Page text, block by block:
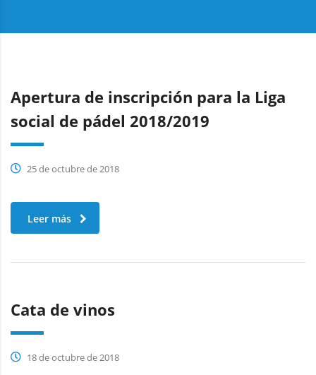
Apertura de inscripción para la Liga
social de pádel 2018/2019
25 de octubre de 2018
Leer más
Cata de vinos
18 de octubre de 2018